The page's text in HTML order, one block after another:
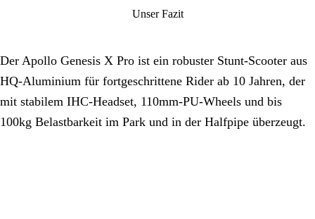
Unser Fazit
Der Apollo Genesis X Pro ist ein robuster Stunt-Scooter aus
HQ-Aluminium für fortgeschrittene Rider ab 10 Jahren, der
mit stabilem IHC-Headset, 110mm-PU-Wheels und bis
100kg Belastbarkeit im Park und in der Halfpipe überzeugt.